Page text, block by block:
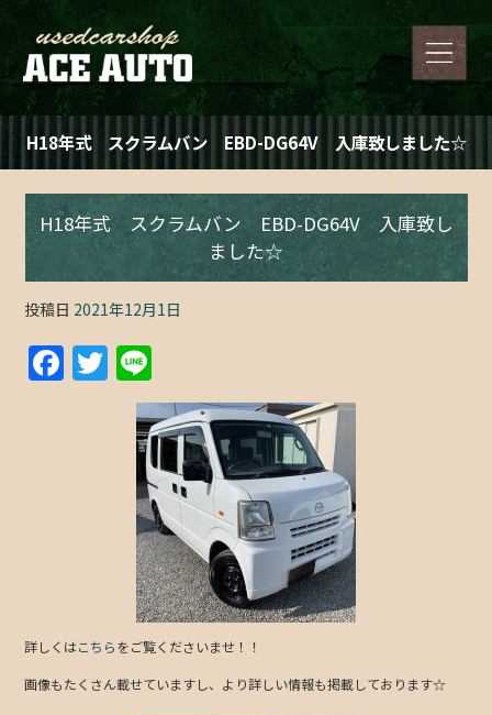
H18年式 スクラムバン EBD-DG64V 入庫致しました☆
H18年式 スクラムバン EBD-DG64V 入庫致し
ました☆
投稿日 2021年12月1日
F
a
T
w
itt
er
n
e
詳しくはこちらをご覧くださいませ！！
画像もたくさん載せていますし、より詳しい情報も掲載しております☆